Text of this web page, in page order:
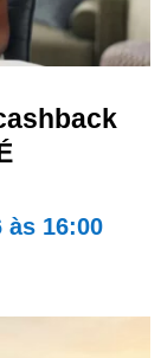
às 16:00